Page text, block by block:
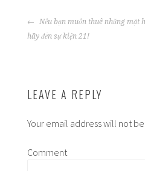
POST
NAVIGATION
Nếu bạn muốn thuê những mặt
hãy đến sự kiện 21!
LEAVE A REPLY
Your email address will not
Comment